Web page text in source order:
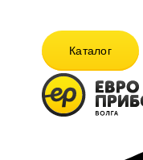
Каталог